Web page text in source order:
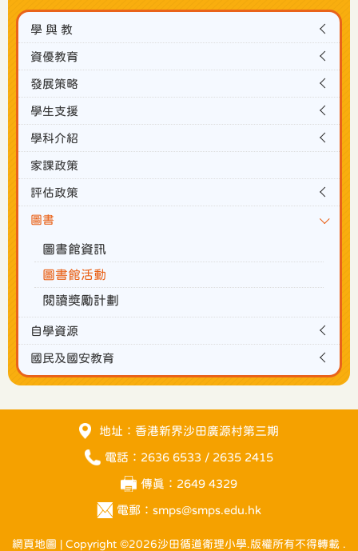
學 與 教
資優教育
發展策略
學生支援
學科介紹
家課政策
評估政策
圖書
圖書館資訊
圖書館活動
閱讀獎勵計劃
自學資源
國民及國安教育
地址：香港新界沙田廣源村第三期
電話：2636 6533 / 2635 2415
傳真：2649 4329
電郵： smps@smps.edu.hk
網頁地圖 | Copyright ©2026沙田循道衛理小學.版權所有不得轉載 .